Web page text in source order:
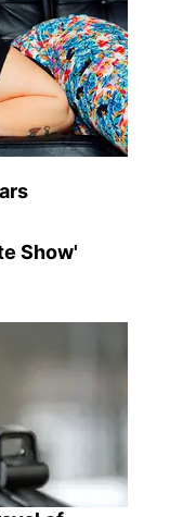
Show'